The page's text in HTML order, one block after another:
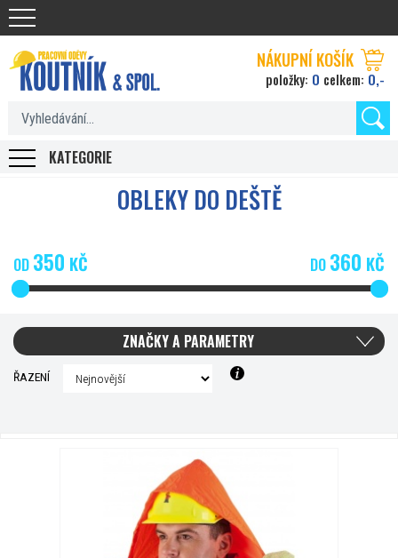
Koutnik.com
OBLEKY DO DEŠTĚ
OD 350 KČ DO 360 KČ
ZNAČKY A PARAMETRY
ŘAZENÍ
KATEGORIE
NÁKUPNÍ KOŠÍK
položky: 0 celkem: 0,-